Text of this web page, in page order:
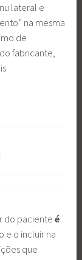
lateral e
na mesma
de
fabricante,
do pacienteé
e o incluir na
que